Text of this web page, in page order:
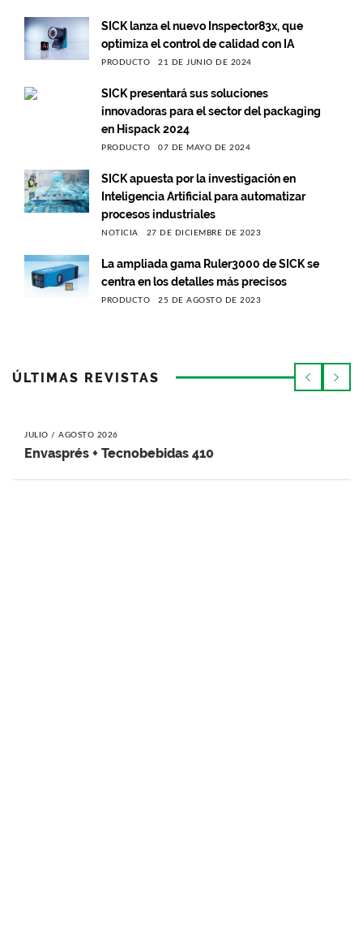
SICK lanza el nuevo Inspector83x, que
optimiza el control de calidad con IA
PRODUCTO 21 DE JUNIO DE 2024
SICK presentará sus soluciones
innovadoras para el sector del packaging
en Hispack 2024
PRODUCTO 07 DE MAYO DE 2024
SICK apuesta por la investigación en
Inteligencia Artificial para automatizar
procesos industriales
NOTICIA 27 DE DICIEMBRE DE 2023
La ampliada gama Ruler3000 de SICK se
centra en los detalles más precisos
PRODUCTO 25 DE AGOSTO DE 2023
ÚLTIMAS REVISTAS
JULIO / AGOSTO 2026
Envasprés + Tecnobebidas 410